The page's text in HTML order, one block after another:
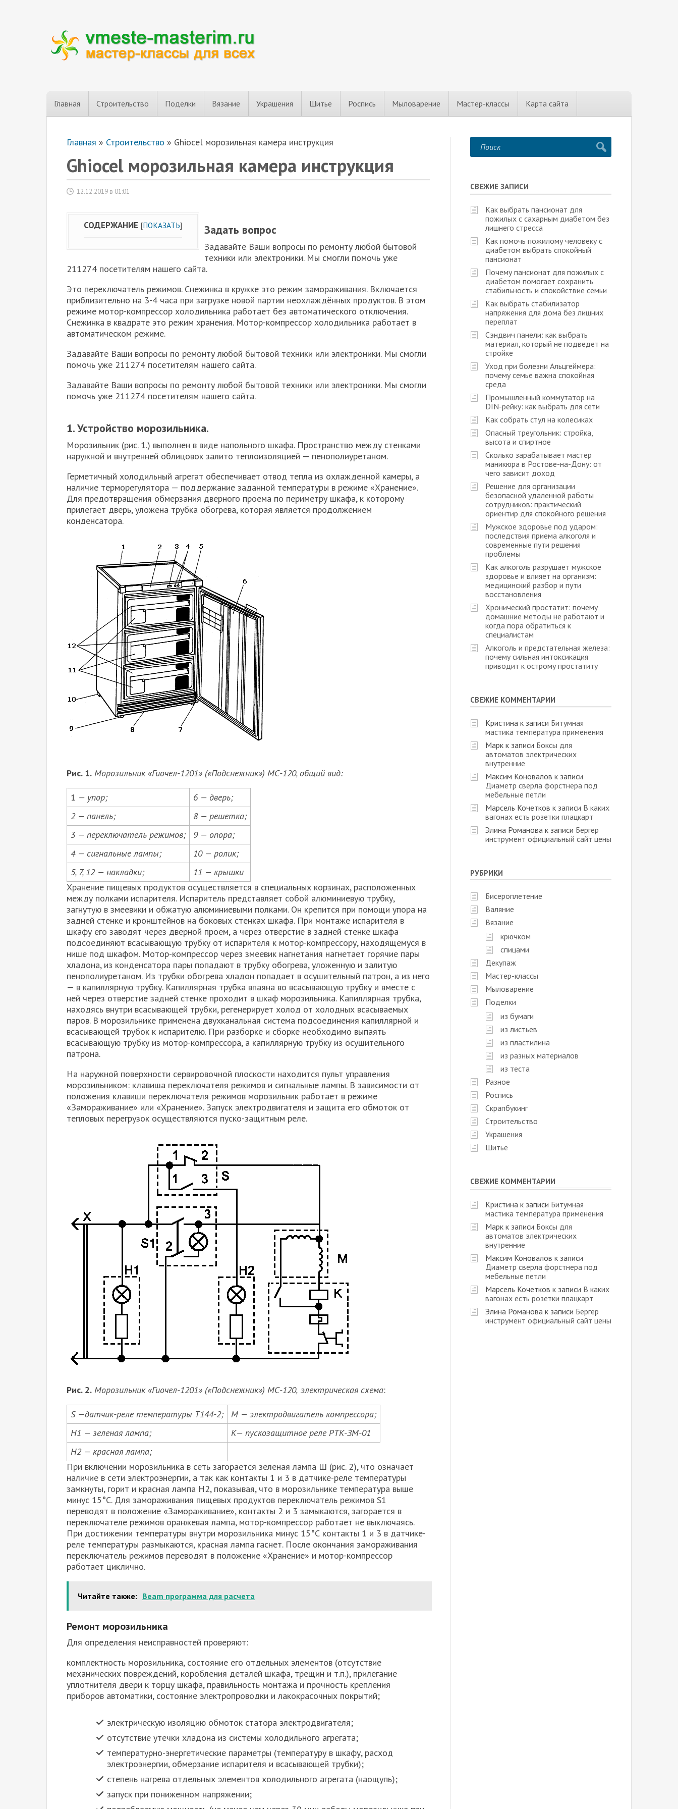
Главная Строительство Поделки Вязание Украшения Шитье Роспись Мыловарение Мастер-классы Карта сайта
Главная » Строительство » Ghiocel морозильная камера инструкция
Ghiocel морозильная камера инструкция
12.12.2019 в 01:01
СОДЕРЖАНИЕ [ПОКАЗАТЬ] Задать вопрос
Задавайте Ваши вопросы по ремонту любой бытовой
техники или электроники. Мы смогли помочь уже
211274 посетителям нашего сайта.
Это переключатель режимов. Снежинка в кружке это режим замораживания. Включается
приблизительно на 3-4 часа при загрузке новой партии неохлаждённых продуктов. В этом
режиме мотор-компрессор холодильника работает без автоматического отключения.
Снежинка в квадрате это режим хранения. Мотор-компрессор холодильника работает в
автоматическом режиме.
Задавайте Ваши вопросы по ремонту любой бытовой техники или электроники. Мы смогли
помочь уже 211274 посетителям нашего сайта.
Задавайте Ваши вопросы по ремонту любой бытовой техники или электроники. Мы смогли
помочь уже 211274 посетителям нашего сайта.
1. Устройство морозильника.
Морозильник (рис. 1.) выполнен в виде напольного шкафа. Пространство между стенками
наружной и внутренней облицовок залито теплоизоляцией — пенополиуретаном.
Герметичный холодильный агрегат обеспечивает отвод тепла из охлажденной камеры, а
наличие терморегулятора — поддержание заданной температуры в режиме «Хранение».
Для предотвращения обмерзания дверного проема по периметру шкафа, к которому
прилегает дверь, уложена трубка обогрева, которая является продолжением
конденсатора.
Рис. 1. Морозильник «Гиочел-1201» («Подснежник») МС-120, общий вид:
1 — упор;
6 — дверь;
2 — панель;
8 — решетка;
3 — переключатель режимов;
9 — опора;
4 — сигнальные лампы;
10 — ролик;
5, 7, 12 — накладки;
11 — крышки
Хранение пищевых продуктов осуществляется в специальных корзинах, расположенных
между полками испарителя. Испаритель представляет собой алюминиевую трубку,
загнутую в змеевики и обжатую алюминиевыми полками. Он крепится при помощи упора на
задней стенке и кронштейнов на боковых стенках шкафа. При монтаже испарителя в
шкафу его заводят через дверной проем, а через отверстие в задней стенке шкафа
подсоединяют всасывающую трубку от испарителя к мотор-компрессору, находящемуся в
нише под шкафом. Мотор-компрессор через змеевик нагнетания нагнетает горячие пары
хладона, из конденсатора пары попадают в трубку обогрева, уложенную и залитую
пенополиуретаном. Из трубки обогрева хладон попадает в осушительный патрон, а из него
— в капиллярную трубку. Капиллярная трубка впаяна во всасывающую трубку и вместе с
ней через отверстие задней стенке проходит в шкаф морозильника. Капиллярная трубка,
находясь внутри всасывающей трубки, регенерирует холод от холодных всасываемых
паров. В морозильнике применена двухканальная система подсоединения капиллярной и
всасывающей трубок к испарителю. При разборке и сборке необходимо выпаять
всасывающую трубку из мотор-компрессора, а капиллярную трубку из осушительного
патрона.
На наружной поверхности сервировочной плоскости находится пульт управления
морозильником: клавиша переключателя режимов и сигнальные лампы. В зависимости от
положения клавиши переключателя режимов морозильник работает в режиме
«Замораживание» или «Хранение». Запуск электродвигателя и защита его обмоток от
тепловых перегрузок осуществляются пуско-защитным реле.
Рис. 2. Морозильник «Гиочел-1201» («Подснежник») МС-120, электрическая схема:
S —датчик-реле температуры Т144-2;
М — электродвигатель компрессора;
Н1 — зеленая лампа;
К— пускозащитное реле РТК-ЗМ-01
Н2 — красная лампа;
При включении морозильника в сеть загорается зеленая лампа Ш (рис. 2), что означает
наличие в сети электроэнергии, а так как контакты 1 и 3 в датчике-реле температуры
замкнуты, горит и красная лампа Н2, показывая, что в морозильнике температура выше
минус 15°С. Для замораживания пищевых продуктов переключатель режимов S1
переводят в положение «Замораживание», контакты 2 и 3 замыкаются, загорается в
переключателе режимов оранжевая лампа, мотор-компрессор работает не выключаясь.
При достижении температуры внутри морозильника минус 15°С контакты 1 и 3 в датчике-
реле температуры размыкаются, красная лампа гаснет. После окончания замораживания
переключатель режимов переводят в положение «Хранение» и мотор-компрессор
работает циклично.
Читайте также: Beam программа для расчета
Ремонт морозильника
Для определения неисправностей проверяют:
комплектность морозильника, состояние его отдельных элементов (отсутствие
механических повреждений, коробления деталей шкафа, трещин и т.п.), прилегание
уплотнителя двери к торцу шкафа, правильность монтажа и прочность крепления
приборов автоматики, состояние электропроводки и лакокрасочных покрытий;
электрическую изоляцию обмоток статора электродвигателя;
отсутствие утечки хладона из системы холодильного агрегата;
температурно-энергетические параметры (температуру в шкафу, расход
электроэнергии, обмерзание испарителя и всасывающей трубки);
степень нагрева отдельных элементов холодильного агрегата (наощупь);
запуск при пониженном напряжении;
СВЕЖИЕ ЗАПИСИ
Как выбрать пансионат для
пожилых с сахарным диабетом без
лишнего стресса
Как помочь пожилому человеку с
диабетом выбрать спокойный
пансионат
Почему пансионат для пожилых с
диабетом помогает сохранить
стабильность и спокойствие семьи
Как выбрать стабилизатор
напряжения для дома без лишних
переплат
Сэндвич панели: как выбрать
материал, который не подведет на
стройке
Уход при болезни Альцгеймера:
почему семье важна спокойная
среда
Промышленный коммутатор на
DIN-рейку: как выбрать для сети
Как собрать стул на колесиках
Опасный треугольник: стройка,
высота и спиртное
Сколько зарабатывает мастер
маникюра в Ростове-на-Дону: от
чего зависит доход
Решение для организации
безопасной удаленной работы
сотрудников: практический
ориентир для спокойного решения
Мужское здоровье под ударом:
последствия приема алкоголя и
современные пути решения
проблемы
Как алкоголь разрушает мужское
здоровье и влияет на организм:
медицинский разбор и пути
восстановления
Хронический простатит: почему
домашние методы не работают и
когда пора обратиться к
специалистам
Алкоголь и предстательная железа:
почему сильная интоксикация
приводит к острому простатиту
СВЕЖИЕ КОММЕНТАРИИ
Кристина к записи Битумная
мастика температура применения
Марк к записи Боксы для
автоматов электрических
внутренние
Максим Коновалов к записи
Диаметр сверла форстнера под
мебельные петли
Марсель Кочетков к записи В каких
вагонах есть розетки плацкарт
Элина Романова к записи Бергер
инструмент официальный сайт цены
РУБРИКИ
Бисероплетение
Валяние
Вязание
крючком
спицами
Декупаж
Мастер-классы
Мыловарение
Поделки
из бумаги
из листьев
из пластилина
из разных материалов
из теста
Разное
Роспись
Скрапбукинг
Строительство
Украшения
Шитье
СВЕЖИЕ КОММЕНТАРИИ
Кристина к записи Битумная
мастика температура применения
Марк к записи Боксы для
автоматов электрических
внутренние
Максим Коновалов к записи
Диаметр сверла форстнера под
мебельные петли
Марсель Кочетков к записи В каких
вагонах есть розетки плацкарт
Элина Романова к записи Бергер
инструмент официальный сайт цены